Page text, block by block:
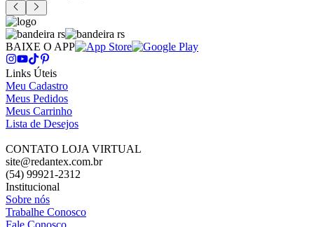
BAIXE O APP
Links Úteis
Meu Cadastro
Meus Pedidos
Meus Carrinho
Lista de Desejos
CONTATO LOJA VIRTUAL
site@redantex.com.br
(54) 99921-2312
Institucional
Sobre nós
Trabalhe Conosco